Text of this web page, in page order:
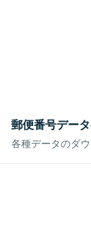
郵便番号デー
各種データのダ